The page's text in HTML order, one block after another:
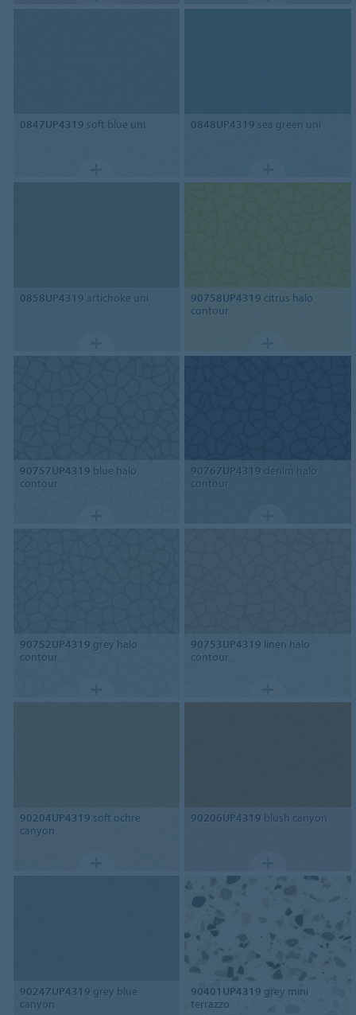
0847UP4319 soft blue uni 0848UP4319 sea green uni
0858UP4319 artichoke uni 90758UP4319 citrus halo
contour
90757UP4319 blue halo
contour
90767UP4319 denim halo
contour
90752UP4319 grey halo
contour
90753UP4319 linen halo
contour
90204UP4319 soft ochre
canyon
90206UP4319 blush canyon
90247UP4319 grey blue
canyon
90401UP4319 grey mini
terrazzo